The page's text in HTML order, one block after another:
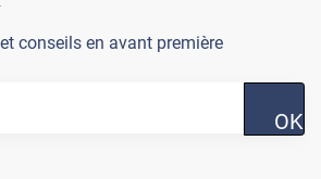
conseils en avant première
OK